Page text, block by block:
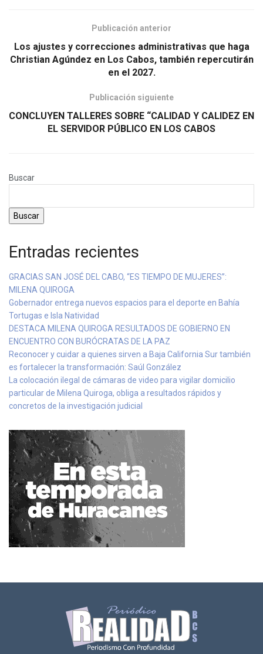
Publicación anterior
Los ajustes y correcciones administrativas que haga
Christian Agúndez en Los Cabos, también repercutirán
en el 2027.
Publicación siguiente
CONCLUYEN TALLERES SOBRE “CALIDAD Y CALIDEZ EN
EL SERVIDOR PÚBLICO EN LOS CABOS
Buscar
Buscar
Entradas recientes
GRACIAS SAN JOSÉ DEL CABO, “ES TIEMPO DE MUJERES”:
MILENA QUIROGA
Gobernador entrega nuevos espacios para el deporte en Bahía
Tortugas e Isla Natividad
DESTACA MILENA QUIROGA RESULTADOS DE GOBIERNO EN
ENCUENTRO CON BURÓCRATAS DE LA PAZ
Reconocer y cuidar a quienes sirven a Baja California Sur también
es fortalecer la transformación: Saúl González
La colocación ilegal de cámaras de video para vigilar domicilio
particular de Milena Quiroga, obliga a resultados rápidos y
concretos de la investigación judicial